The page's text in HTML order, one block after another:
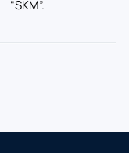
“SKM”.